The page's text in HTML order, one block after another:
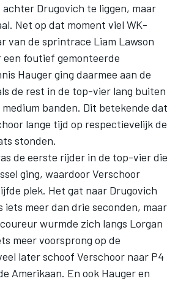
Drugovich te liggen, maar
Net op dat moment viel WK-
van de sprintrace Liam Lawson
foutief gemonteerde
Haugerging daarmee aan de
de rest in de top-vier lang buiten
banden. Dit betekende dat
lange tijd op respectievelijk de
stonden.
de eerste rijder in de top-vier die
ging, waardoor Verschoor
plek. Het gat naar Drugovich
iets meer dan drie seconden, maar
wurmde zich langs Lorgan
meer voorsprong op de
later schoof Verschoor naar P4
Amerikaan. En ook Hauger en